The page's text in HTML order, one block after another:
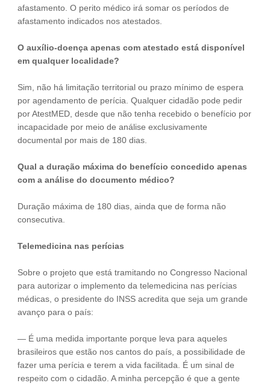
afastamento. O perito médico irá somar os períodos de
afastamento indicados nos atestados.
O auxílio-doença apenas com atestado está disponível
em qualquer localidade?
Sim, não há limitação territorial ou prazo mínimo de espera
por agendamento de perícia. Qualquer cidadão pode pedir
por AtestMED, desde que não tenha recebido o benefício por
incapacidade por meio de análise exclusivamente
documental por mais de 180 dias.
Qual a duração máxima do benefício concedido apenas
com a análise do documento médico?
Duração máxima de 180 dias, ainda que de forma não
consecutiva.
Telemedicina nas perícias
Sobre o projeto que está tramitando no Congresso Nacional
para autorizar o implemento da telemedicina nas perícias
médicas, o presidente do INSS acredita que seja um grande
avanço para o país:
— É uma medida importante porque leva para aqueles
brasileiros que estão nos cantos do país, a possibilidade de
fazer uma perícia e terem a vida facilitada. É um sinal de
respeito com o cidadão. A minha percepção é que a gente